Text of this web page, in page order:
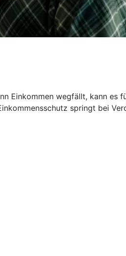
Einkommen wegfällt, kann es
springt bei